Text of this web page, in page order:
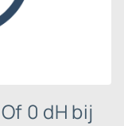
0 dH bij